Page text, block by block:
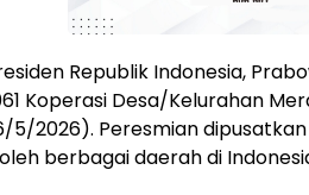
Republik Indonesia,
Koperasi Desa/Kelurahan
5/2026). Peresmian
berbagai daerah di